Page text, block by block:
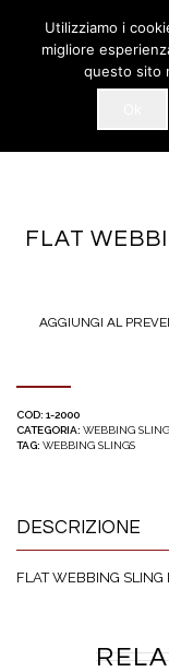
FLAT
AGGIUNGI AL
COD: 1-2000
CATEGORIA: WEBBING
TAG: WEBBING SLINGS
DESCRIZIONE
FLAT WEBBING
Utilizziamo i
migliore
questo sito